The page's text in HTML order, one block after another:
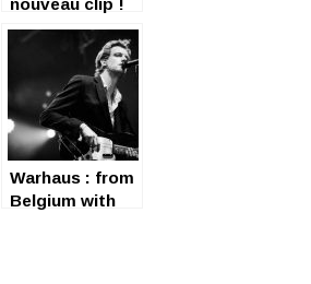
nouveau clip !
Warhaus : from
Belgium with